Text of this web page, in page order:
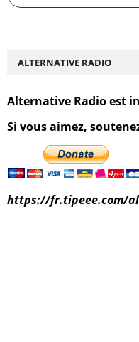
ALTERNATIVE RADIO
Alternative Radio est
Si vous aimez,
https://fr.tipeee.com/